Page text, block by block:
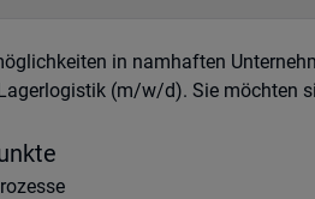
in namhaften
(m/w/d). Sie möchten